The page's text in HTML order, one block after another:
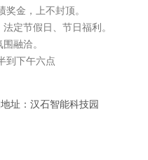
金，上不封顶。
定节假日、节日福利。
融洽。
到下午六点
址：汉石智能科技园